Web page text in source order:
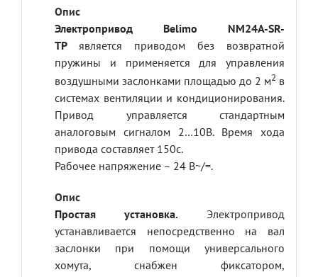
Электропривод Belimo NM24A-SR-
TP является приводом без возвратной
пружины и применяется для управления
воздушными заслонками площадью до 2 м2 в
системах вентиляции и кондиционирования.
Привод управляется стандартным
аналоговым сигналом 2…10В. Время хода
привода составляет 150с.
Рабочее напряжение – 24 В~/=.
Простая установка. Электропривод
устанавливается непосредственно на вал
заслонки при помощи универсального
хомута, снабжен фиксатором,